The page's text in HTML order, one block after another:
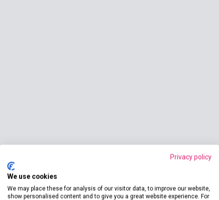
Privacy policy
We use cookies
We may place these for analysis of our visitor data, to improve our website,
show personalised content and to give you a great website experience. For